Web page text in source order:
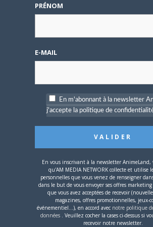
OÙ TROUVER NOS MAGAZINES
Si votre ville n'est pas dans la liste,
PRÉNOM
E-MAIL
En m'abonnant à la newsletter
j'accepte la politique de
En vous inscrivant à la newsletter AnimeLand,
qu'AM MEDIA NETWORK collecte et utilise
personnelles que vous venez de renseigner
dans le but de vous envoyer ses offres marketing
que vous avez acceptées de recevoir
magazines, offres promotionnelles, jeux-
événementiel...), en accord avec notre politique
données . Veuillez cocher la cases ci-dessus si
recevoir notre newsletter.